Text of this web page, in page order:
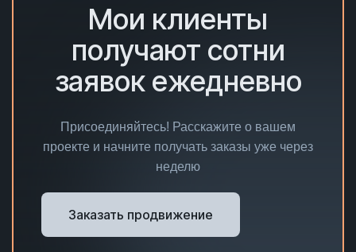
Мои клиенты
получают сотни
заявок ежедневно
Присоединяйтесь! Расскажите о вашем
проекте и начните получать заказы уже через
неделю
Заказать продвижение